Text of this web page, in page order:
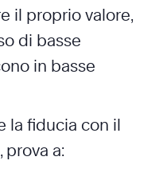
il proprio valore,
di basse
in basse
la fiducia con il
a: